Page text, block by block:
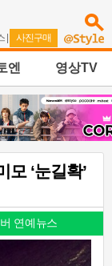
| 사진구매
엔 영상TV
‘눈길확’
연예뉴스